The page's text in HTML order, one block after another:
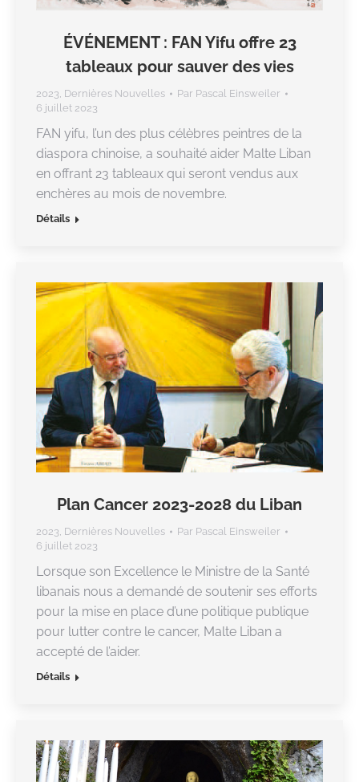
ÉVÉNEMENT : FAN Yifu offre 23
tableaux pour sauver des vies
2023, Dernières Nouvelles Par Pascal Einsweiler
6 juillet 2023
FAN yifu, l’un des plus célèbres peintres de la
diaspora chinoise, a souhaité aider Malte Liban
en offrant 23 tableaux qui seront vendus aux
enchères au mois de novembre.
Détails
Plan Cancer 2023-2028 du Liban
2023, Dernières Nouvelles Par Pascal Einsweiler
6 juillet 2023
Lorsque son Excellence le Ministre de la Santé
libanais nous a demandé de soutenir ses efforts
pour la mise en place d’une politique publique
pour lutter contre le cancer, Malte Liban a
accepté de l’aider.
Détails